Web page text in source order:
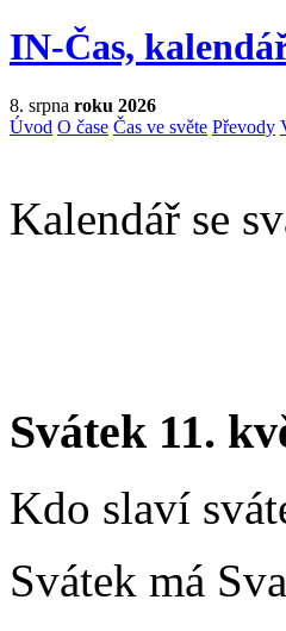
IN-Čas,
8. srpna roku 2026
Úvod O čase Čas ve světe Převody
Kalendář se
Svátek 11.
Kdo slaví
Svátek má